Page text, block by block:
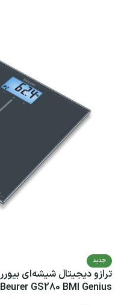
جدید
Beurer GS280 BMI Genius